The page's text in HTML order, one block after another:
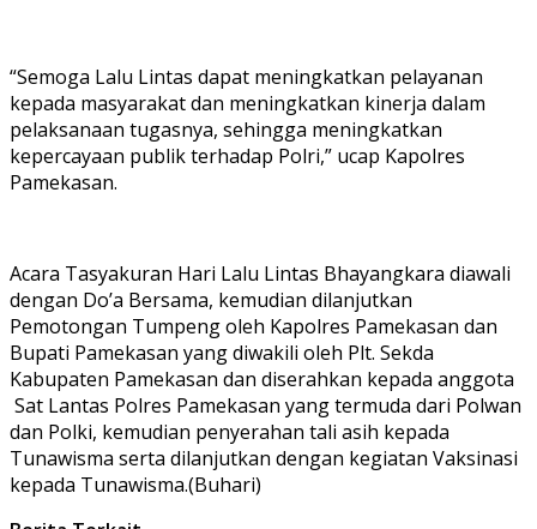
“Semoga Lalu Lintas dapat meningkatkan pelayanan
kepada masyarakat dan meningkatkan kinerja dalam
pelaksanaan tugasnya, sehingga meningkatkan
kepercayaan publik terhadap Polri,” ucap Kapolres
Pamekasan.
Acara Tasyakuran Hari Lalu Lintas Bhayangkara diawali
dengan Do’a Bersama, kemudian dilanjutkan
Pemotongan Tumpeng oleh Kapolres Pamekasan dan
Bupati Pamekasan yang diwakili oleh Plt. Sekda
Kabupaten Pamekasan dan diserahkan kepada anggota
Sat Lantas Polres Pamekasan yang termuda dari Polwan
dan Polki, kemudian penyerahan tali asih kepada
Tunawisma serta dilanjutkan dengan kegiatan Vaksinasi
kepada Tunawisma.(Buhari)